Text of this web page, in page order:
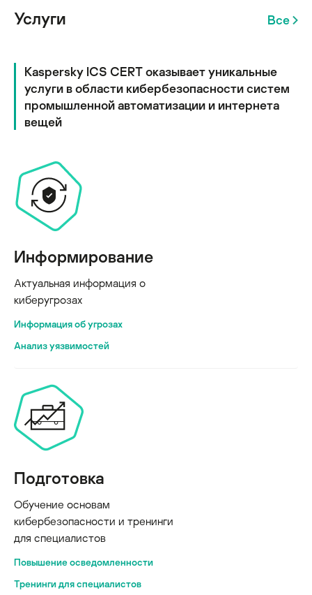
Услуги Все
Kaspersky ICS CERT оказывает уникальные
услуги в области кибербезопасности систем
промышленной автоматизации и интернета
вещей
Информирование
Актуальная информация о
киберугрозах
Информация об угрозах
Анализ уязвимостей
Подготовка
Обучение основам
кибербезопасности и тренинги
для специалистов
Повышение осведомленности
Тренинги для специалистов